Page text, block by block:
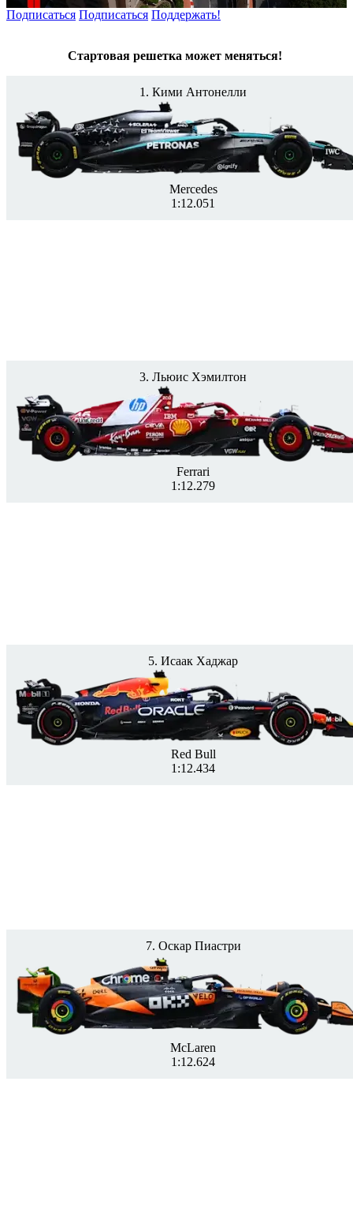
Подписаться Подписаться Поддержать!
Стартовая решетка может меняться!
1. Кими Антонелли
Mercedes
1:12.051
3. Льюис Хэмилтон
Ferrari
1:12.279
5. Исаак Хаджар
Red Bull
1:12.434
7. Оскар Пиастри
McLaren
1:12.624